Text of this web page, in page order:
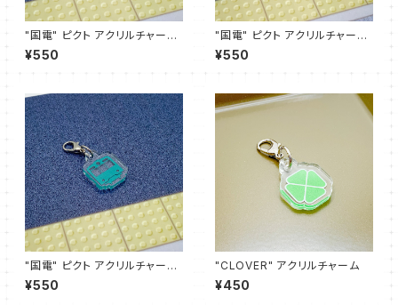
"国電" ピクト アクリルチャーム
(ウグイス)
¥550
"国電" ピクト アクリルチャーム
(スカイ)
¥550
"国電" ピクト アクリルチャーム
(エメラルド)
¥550
"CLOVER" アクリルチャーム
¥450